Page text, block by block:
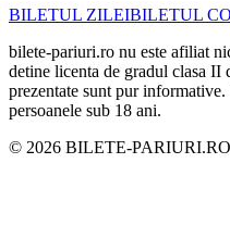
BILETUL ZILEIBILETUL
bilete-pariuri.ro nu este afiliat
detine licenta de gradul clasa II
prezentate sunt pur
persoanele sub 18 ani.
© 2026 BILETE-PARIURI.RO